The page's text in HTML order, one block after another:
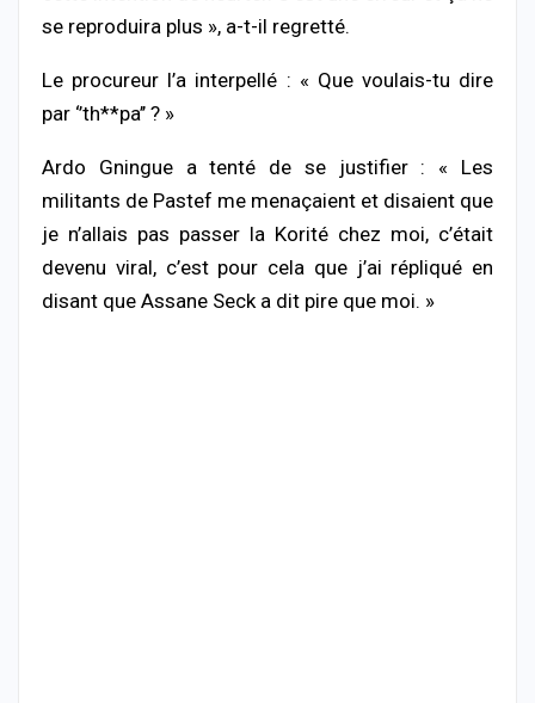
se reproduira plus », a-t-il regretté.
Le procureur l’a interpellé : « Que voulais-tu dire
par ‘’th**pa’’ ? »
Ardo Gningue a tenté de se justifier : « Les
militants de Pastef me menaçaient et disaient que
je n’allais pas passer la Korité chez moi, c’était
devenu viral, c’est pour cela que j’ai répliqué en
disant que Assane Seck a dit pire que moi. »